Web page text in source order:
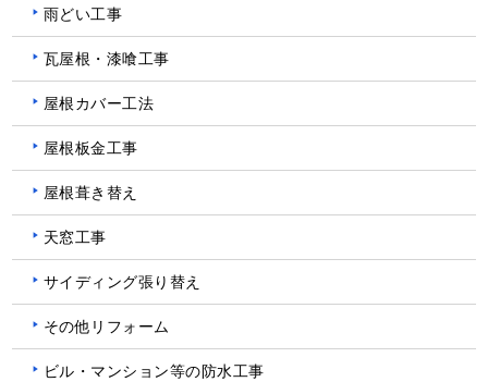
雨どい工事
瓦屋根・漆喰工事
屋根カバー工法
屋根板金工事
屋根葺き替え
天窓工事
サイディング張り替え
その他リフォーム
ビル・マンション等の防水工事